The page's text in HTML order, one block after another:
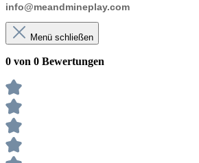
info@meandmineplay.com
Menü schließen
0 von 0 Bewertungen